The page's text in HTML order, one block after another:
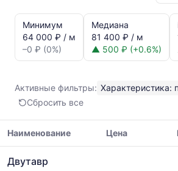
динамика
цен:
Двутавр
Показаны
минимальная,
медианная
и
максимальная
данным
Минимум
64 000 ₽ / м
–0 ₽ (0%)
Медиана
81 400 ₽ / м
▲ 500 ₽ (+0.6%)
Активные фильтры: Характеристика:
Сбросить все
цен
Наименование Цена
Двутавр